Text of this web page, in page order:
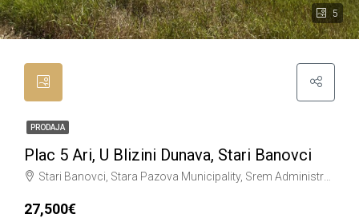
5
PRODAJA
Plac 5 Ari, U Blizini Dunava, Stari Banovci
Stari Banovci, Stara Pazova Municipality, Srem Administrative District, Vojvodina, 22305, Serbia, Ostali gradovi
27,500€